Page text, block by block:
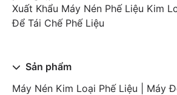
Xuất Khẩu Máy Nén Phế Liệu Kim
Để Tái Chế Phế Liệu
Sản phẩm
Máy Nén Kim Loại Phế Liệu | Máy